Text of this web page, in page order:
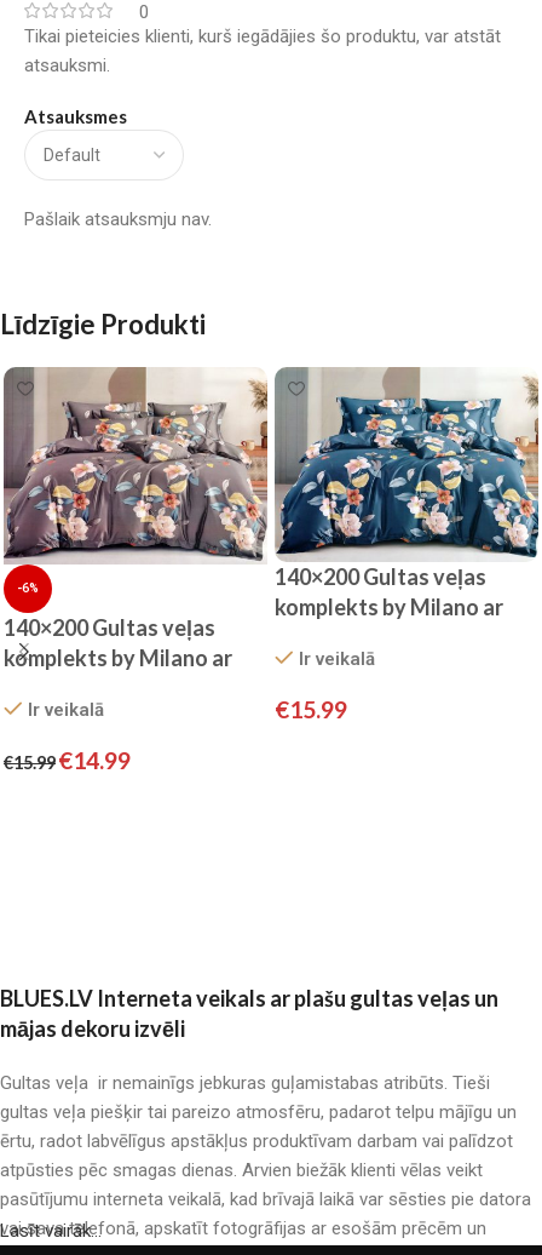
0
Atsauksmes
Pašlaik atsauksmju nav.
Tikai pieteicies klienti, kurš iegādājies šo produktu, var atstāt
atsauksmi.
Līdzīgie Produkti
-6%
140×200 Gultas veļas
komplekts by Milano ar
SATĪNS
Ir veikalā
€15.99€14.99
140×200 Gultas veļas
komplekts by Milano ar
SATĪNS
Ir veikalā
€15.99
BLUES.LV Interneta veikals ar plašu gultas veļas un
mājas dekoru izvēli
Gultas veļa ir nemainīgs jebkuras guļamistabas atribūts. Tieši
gultas veļa piešķir tai pareizo atmosfēru, padarot telpu mājīgu un
ērtu, radot labvēlīgus apstākļus produktīvam darbam vai palīdzot
atpūsties pēc smagas dienas. Arvien biežāk klienti vēlas veikt
pasūtījumu interneta veikalā, kad brīvajā laikā var sēsties pie datora
vai sava telefonā, apskatīt fotogrāfijas ar esošām prēcēm un
Lasīt vairāk...